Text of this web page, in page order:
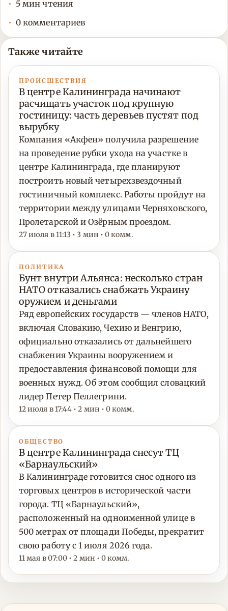
5 мин чтения
0 комментариев
Также читайте
ПРОИСШЕСТВИЯ
В центре Калининграда начинают
расчищать участок под крупную
гостиницу: часть деревьев пустят под
вырубку
Компания «Акфен» получила разрешение
на проведение рубки ухода на участке в
центре Калининграда, где планируют
построить новый четырехзвездочный
гостиничный комплекс. Работы пройдут на
территории между улицами Черняховского,
Пролетарской и Озёрным проездом.
27 июля в 11:13 • 3 мин • 0 комм.
ПОЛИТИКА
Бунт внутри Альянса: несколько стран
НАТО отказались снабжать Украину
оружием и деньгами
Ряд европейских государств — членов НАТО,
включая Словакию, Чехию и Венгрию,
официально отказались от дальнейшего
снабжения Украины вооружением и
предоставления финансовой помощи для
военных нужд. Об этом сообщил словацкий
лидер Петер Пеллегрини.
12 июля в 17:44 • 2 мин • 0 комм.
ОБЩЕСТВО
В центре Калининграда снесут ТЦ
«Барнаульский»
В Калининграде готовится снос одного из
торговых центров в исторической части
города. ТЦ «Барнаульский»,
расположенный на одноименной улице в
500 метрах от площади Победы, прекратит
свою работу с 1 июля 2026 года.
11 мая в 07:00 • 2 мин • 0 комм.